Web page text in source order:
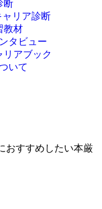
断
ャリア診断
教材
タビュー
リアブック
いて
おすすめしたい本厳